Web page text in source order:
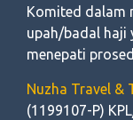
Komited dalam
upah/badal haji
menepati
Nuzha Travel &
(1199107-P)